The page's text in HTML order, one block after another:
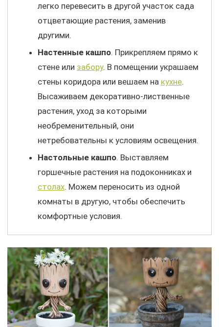
легко перевесить в другой участок сада
отцветающие растения, заменив
другими.
Настенные кашпо. Прикрепляем прямо к
стене или забору. В помещении украшаем
стены коридора или вешаем на кухне.
Высаживаем декоративно-лиственные
растения, уход за которыми
необременительный, они
нетребовательны к условиям освещения.
Настольные кашпо. Выставляем
горшечные растения на подоконниках и
столах. Можем переносить из одной
комнаты в другую, чтобы обеспечить
комфортные условия.